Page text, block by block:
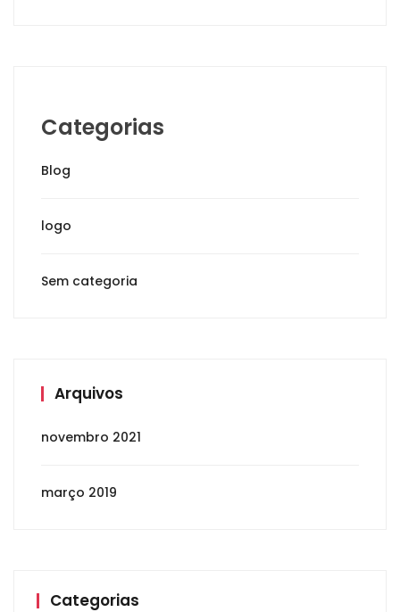
Categorias
Blog
logo
Sem categoria
Arquivos
novembro 2021
março 2019
Categorias